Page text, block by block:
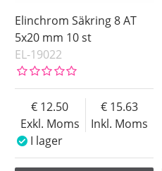
Elinchrom Säkring 8 AT
5x20 mm 10 st
EL-19022
Exkl. Moms
12.50
Inkl. Moms
15.63
I lager